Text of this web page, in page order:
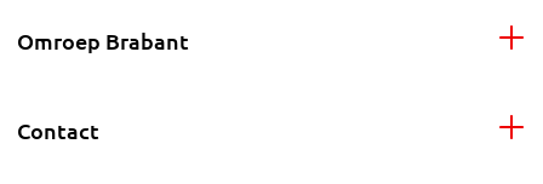
Omroep Brabant
Contact